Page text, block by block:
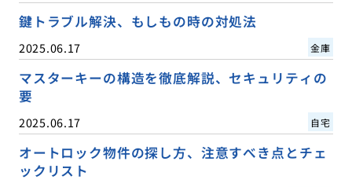
鍵トラブル解決、もしもの時の対処法
2025.06.17 金庫
マスターキーの構造を徹底解説、セキュリティの
要
2025.06.17 自宅
オートロック物件の探し方、注意すべき点とチェ
ックリスト